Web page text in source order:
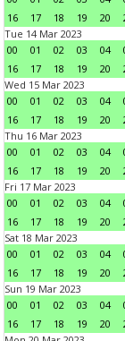
16
17 18 19 20
Tue 14 Mar 2023
00
01 02 03 04
16
17 18 19 20
Wed 15 Mar 2023
00
01 02 03 04
16
17 18 19 20
Thu 16 Mar 2023
00
01 02 03 04
16
17 18 19 20
Fri 17 Mar 2023
00
01 02 03 04
16
17 18 19 20
Sat 18 Mar 2023
00
01 02 03 04
16
17 18 19 20
Sun 19 Mar 2023
00
01 02 03 04
16
17 18 19 20